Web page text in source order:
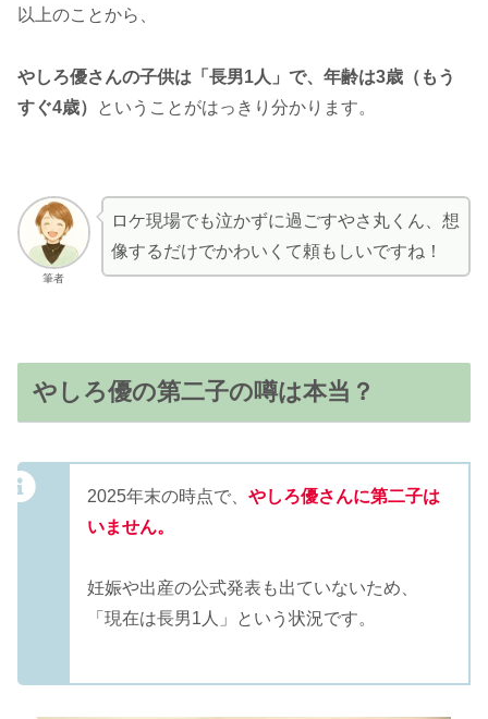
以上のことから、
やしろ優さんの子供は「長男1人」で、年齢は3歳（もう
すぐ4歳）
ということがはっきり分かります。
筆者
ロケ現場でも泣かずに過ごすやさ丸くん、想
像するだけでかわいくて頼もしいですね！
やしろ優の第二子の噂は本当？
2025年末の時点で、 やしろ優さんに第二子は
いません。
妊娠や出産の公式発表も出ていないため、
「現在は長男1人」という状況です。